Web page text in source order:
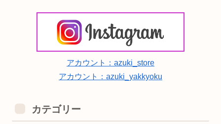
アカウント：azuki_store
アカウント：azuki_yakkyoku
カテゴリー